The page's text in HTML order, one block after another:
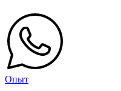
Опыт